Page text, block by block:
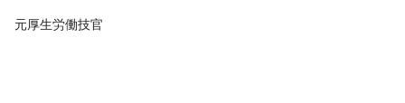
元厚生労働技官